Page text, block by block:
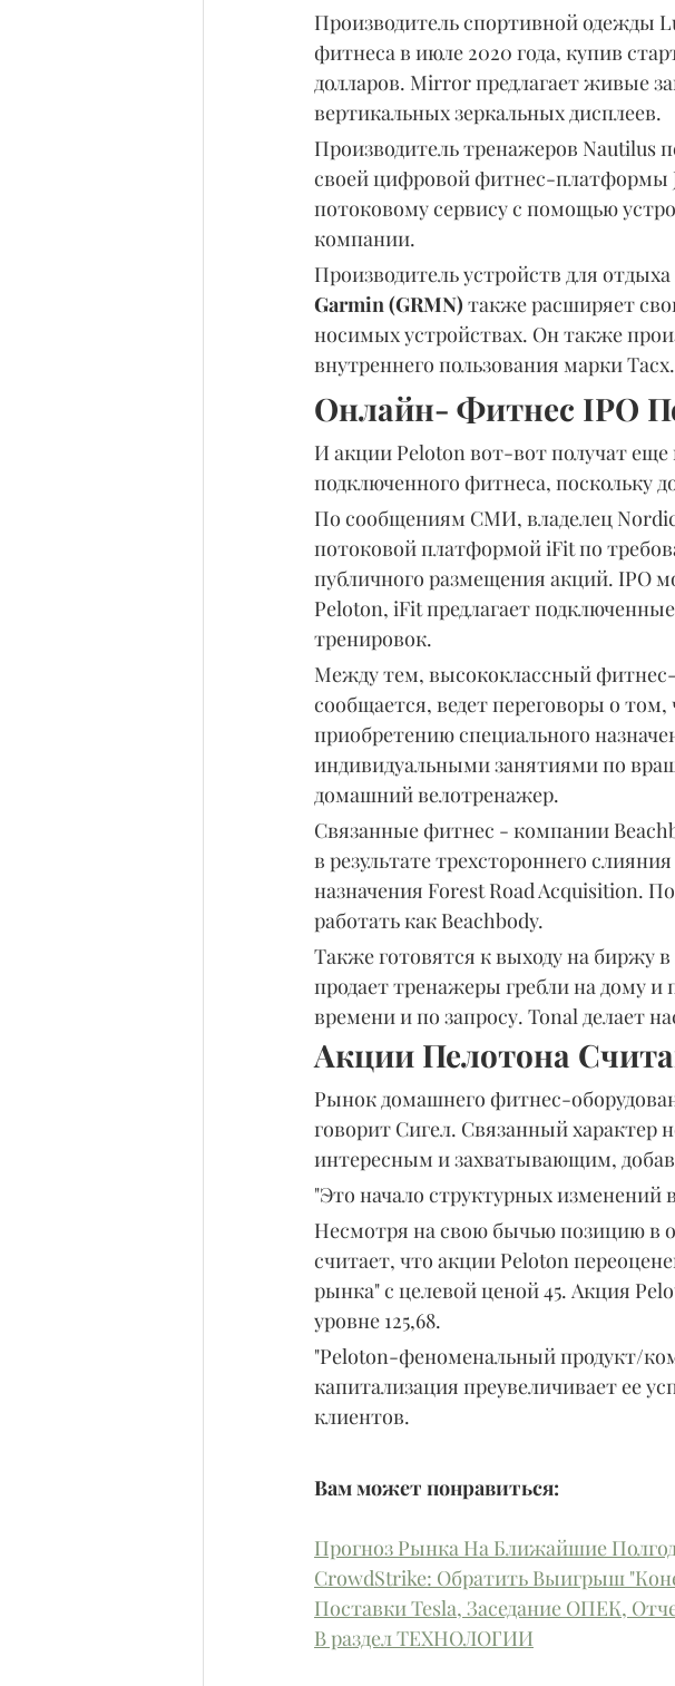
Производитель спортивной одежды
фитнеса в июле 2020 года, купив
долларов. Mirror предлагает живые
вертикальных зеркальных дисплеев.
Производитель тренажеров
своей цифровой фитнес-платформы
потоковому сервису с помощью
компании.
Производитель устройств для
Garmin (GRMN) также расширяет
носимых устройствах. Он также
внутреннего пользования марки Tacx.
Онлайн- Фитнес IPO
И акции Peloton вот-вот получат
подключенного фитнеса, поскольку
По сообщениям СМИ, владелец
потоковой платформой iFit по
публичного размещения акций. IPO
Peloton, iFit предлагает
тренировок.
Между тем, высококлассный фитнес-
сообщается, ведет переговоры о
приобретению специального
индивидуальными занятиями по
домашний велотренажер.
Связанные фитнес - компании
в результате трехстороннего
назначения Forest Road Acquisition.
работать как Beachbody.
Также готовятся к выходу на биржу
продает тренажеры гребли на дому и
времени и по запросу. Tonal делает
Акции Пелотона
Рынок домашнего фитнес-
говорит Сигел. Связанный характер
интересным и захватывающим,
"Это начало структурных изменений
Несмотря на свою бычью позицию в
считает, что акции Peloton
рынка" с целевой ценой 45. Акция
уровне 125,68.
"Peloton-феноменальный продукт/
капитализация преувеличивает ее
клиентов.
Вам может понравиться:
Прогноз Рынка На Ближайшие
CrowdStrike: Обратить Выигрыш
Поставки Tesla, Заседание ОПЕК,
В раздел ТЕХНОЛОГИИ